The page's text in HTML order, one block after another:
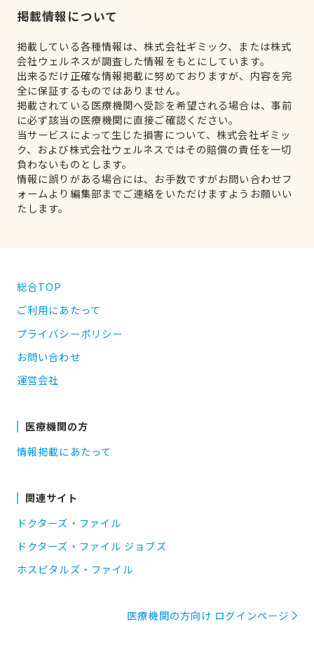
掲載情報について
掲載している各種情報は、株式会社ギミック、または株式
会社ウェルネスが調査した情報をもとにしています。
出来るだけ正確な情報掲載に努めておりますが、内容を完
全に保証するものではありません。
掲載されている医療機関へ受診を希望される場合は、事前
に必ず該当の医療機関に直接ご確認ください。
当サービスによって生じた損害について、株式会社ギミッ
ク、および株式会社ウェルネスではその賠償の責任を一切
負わないものとします。
情報に誤りがある場合には、お手数ですがお問い合わせフ
ォームより編集部までご連絡をいただけますようお願いい
たします。
総合TOP
ご利用にあたって
プライバシーポリシー
お問い合わせ
運営会社
医療機関の方
情報掲載にあたって
関連サイト
ドクターズ・ファイル
ドクターズ・ファイル ジョブズ
ホスピタルズ・ファイル
医療機関の方向け ログインページ